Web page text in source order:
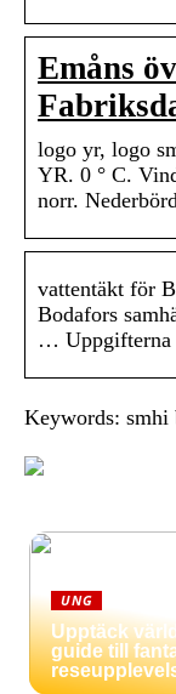
Emåns
logo yr, logo
YR. 0 ° C.
norr.
vattentäkt för
Bodafors
… Uppgifterna
Keywords: smhi
UNG
Upptäck
guide till